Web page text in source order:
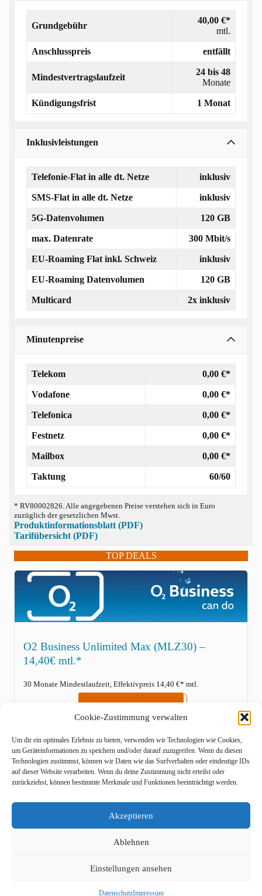
Cookie-Zustimmung verwalten
Um dir ein optimales Erlebnis zu bieten, verwenden wir Technologien wie Cookies,
um Geräteinformationen zu speichern und/oder darauf zuzugreifen. Wenn du diesen
Technologien zustimmst, können wir Daten wie das Surfverhalten oder eindeutige IDs
auf dieser Website verarbeiten. Wenn du deine Zustimmung nicht erteilst oder
zurückziehst, können bestimmte Merkmale und Funktionen beeinträchtigt werden.
Akzeptieren
Ablehnen
Einstellungen ansehen
DatenschutzImpressum
Grundgebühr
40,00 €*
mtl.
Anschlusspreis entfällt
Mindestvertragslaufzeit
24 bis 48
Monate
Kündigungsfrist 1 Monat
Inklusivleistungen
Telefonie-Flat in alle dt. Netze inklusiv
SMS-Flat in alle dt. Netze inklusiv
5G-Datenvolumen 120 GB
max. Datenrate 300 Mbit/s
EU-Roaming Flat inkl. Schweiz inklusiv
EU-Roaming Datenvolumen 120 GB
Multicard 2x inklusiv
Minutenpreise
Telekom 0,00 €*
Vodafone 0,00 €*
Telefonica 0,00 €*
Festnetz 0,00 €*
Mailbox 0,00 €*
Taktung 60/60
* RV80002826. Alle angegebenen Preise verstehen sich in Euro
zuzüglich der gesetzlichen Mwst.
Produktinformationsblatt (PDF)
Tarifübersicht (PDF)
TOP DEALS
O2 Business Unlimited Max (MLZ30) –
14,40€ mtl.*
30 Monate Mindestlaufzeit, Effektivpreis 14,40 €* mtl.
Kein passendes Angebot dabei? Einfach uns
>kontaktieren< und individuelles Angebot anfordern!
© 2026 FirmenSIM - With ❤️ From Rheinland
Kontakt
gesetzlichen MwSt. sowie zzgl. Versand und gelten nur in
Verbindung mit den angebotenen Mobilfunkvertrag /
mit einer Mindestlaufzeit von 24, 30, 36 bzw. 48 Monaten (die